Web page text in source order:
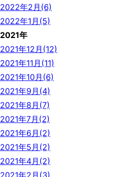
2022年2月(6)
2022年1月(5)
2021年
2021年12月(12)
2021年11月(11)
2021年10月(6)
2021年9月(4)
2021年8月(7)
2021年7月(2)
2021年6月(2)
2021年5月(2)
2021年4月(2)
2021年2月(3)